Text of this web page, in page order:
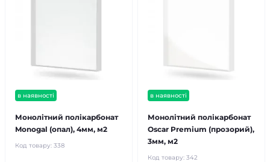
в наявності
Монолітний полікарбонат
Monogal (опал), 4мм, м2
Код товару: 338
в наявності
Монолітний полікарбонат
Oscar Premium (прозорий),
3мм, м2
Код товару: 342